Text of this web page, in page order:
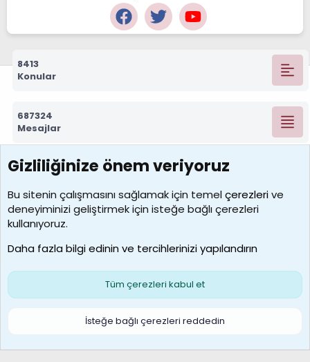
8413
Konular
687324
Mesajlar
7390
Kullanıcılar
MosesBrownHayranı
Son üye
Çerezler
S
Gizliliğinize önem veriyoruz
Bu sitenin çalışmasını sağlamak için temelçerezlerive
deneyiminizi geliştirmek için isteğe bağlı çerezleri
kullanıyoruz.
Daha fazla bilgi edinin ve tercihlerinizi yapılandırın
Tüm çerezleri kabul et
İsteğe bağlı çerezleri reddedin